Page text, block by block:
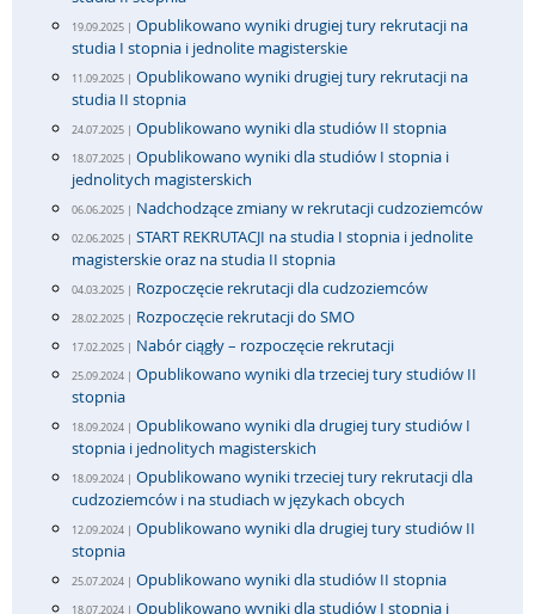
19.09.2025 | Opublikowano wyniki drugiej tury rekrutacji na
studia I stopnia i jednolite magisterskie
11.09.2025 | Opublikowano wyniki drugiej tury rekrutacji na
studia II stopnia
24.07.2025 | Opublikowano wyniki dla studiów II stopnia
18.07.2025 | Opublikowano wyniki dla studiów I stopnia i
jednolitych magisterskich
06.06.2025 | Nadchodzące zmiany w rekrutacji cudzoziemców
02.06.2025 | START REKRUTACJI na studia I stopnia i jednolite
magisterskie oraz na studia II stopnia
04.03.2025 | Rozpoczęcie rekrutacji dla cudzoziemców
28.02.2025 | Rozpoczęcie rekrutacji do SMO
17.02.2025 | Nabór ciągły – rozpoczęcie rekrutacji
25.09.2024 | Opublikowano wyniki dla trzeciej tury studiów II
stopnia
18.09.2024 | Opublikowano wyniki dla drugiej tury studiów I
stopnia i jednolitych magisterskich
18.09.2024 | Opublikowano wyniki trzeciej tury rekrutacji dla
cudzoziemców i na studiach w językach obcych
12.09.2024 | Opublikowano wyniki dla drugiej tury studiów II
stopnia
25.07.2024 | Opublikowano wyniki dla studiów II stopnia
18.07.2024 | Opublikowano wyniki dla studiów I stopnia i